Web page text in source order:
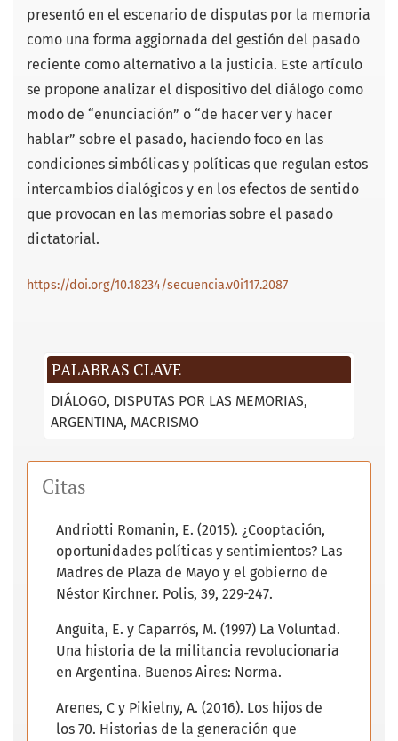
PALABRAS CLAVE
DIÁLOGO DISPUTAS POR LAS MEMORIAS
ARGENTINA MACRISMO
presentó en el escenario de disputas por la memoria
como una forma aggiornada del gestión del pasado
reciente como alternativo a la justicia. Este artículo
se propone analizar el dispositivo del diálogo como
modo de “enunciación” o “de hacer ver y hacer
hablar” sobre el pasado, haciendo foco en las
condiciones simbólicas y políticas que regulan estos
intercambios dialógicos y en los efectos de sentido
que provocan en las memorias sobre el pasado
dictatorial.
https://doi.org/10.18234/secuencia.v0i117.2087
Citas
Andriotti Romanin, E. (2015). ¿Cooptación,
oportunidades políticas y sentimientos? Las
Madres de Plaza de Mayo y el gobierno de
Néstor Kirchner. Polis, 39, 229-247.
Anguita, E. y Caparrós, M. (1997) La Voluntad.
Una historia de la militancia revolucionaria
en Argentina. Buenos Aires: Norma.
Arenes, C y Pikielny, A. (2016). Los hijos de
los 70. Historias de la generación que